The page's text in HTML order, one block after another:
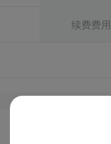
续费费用